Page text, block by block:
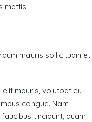
mattis.
mauris sollicitudin et.
elit mauris, volutpat eu
congue. Nam
tincidunt, quam